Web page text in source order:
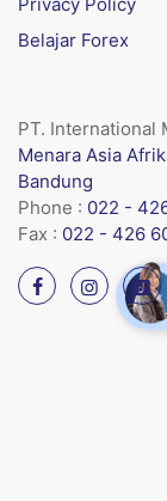
Belajar Forex
PT. International
Menara Asia
Bandung
Phone : 022 -
Fax : 022 - 426